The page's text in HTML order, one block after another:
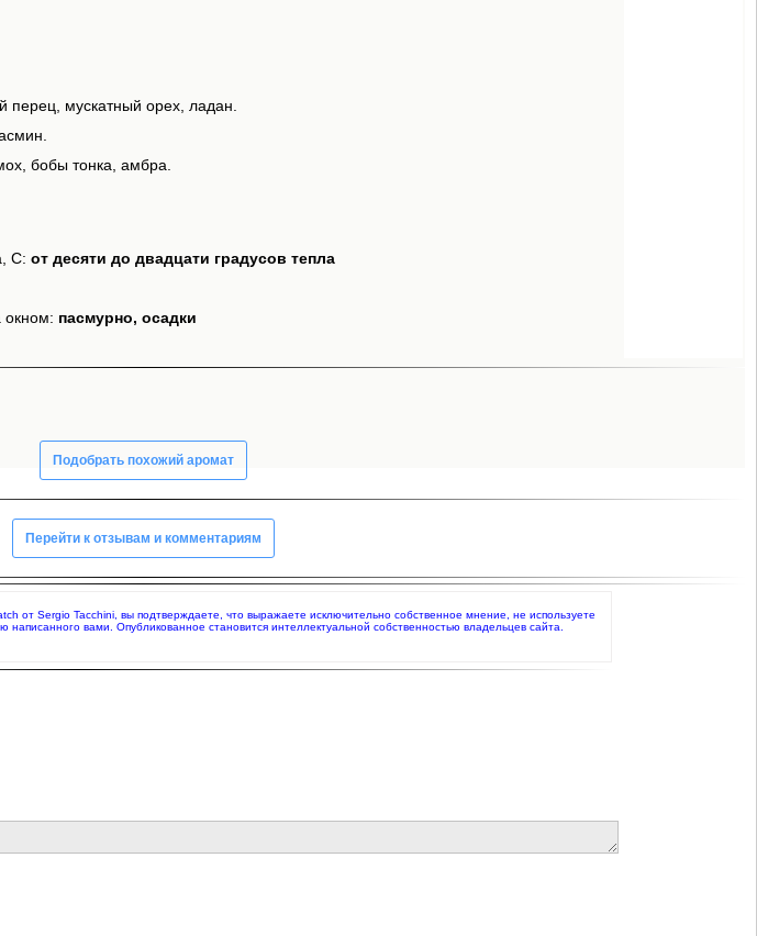
перец, мускатный орех, ладан.
бобы тонка, амбра.
С: от десяти до двадцати градусов тепла
окном: пасмурно, осадки
Подобрать похожий аромат
Перейти к отзывам и комментариям
от Sergio Tacchini, вы подтверждаете, что выражаете исключительно собственное мнение, не используете
вами. Опубликованное становится интеллектуальной собственностью владельцев сайта.